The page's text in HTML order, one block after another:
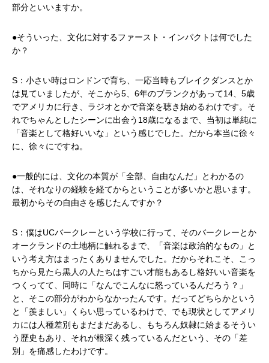
部分といいますか。
●そういった、文化に対するファースト・インパクトは何でした
か？
S：小さい時はロンドンで育ち、一応当時もブレイクダンスとか
は見ていましたが、そこから5、6年のブランクがあって14、5歳
でアメリカに行き、ラジオとかで音楽を聴き始めるわけです。そ
れでちゃんとしたシーンに出会う18歳になるまで、当初は単純に
「音楽として格好いいな」という感じでした。だから本当に徐々
に、徐々にですね。
●一般的には、文化の本質が「全部、自由なんだ」とわかるの
は、それなりの経験を経てからということが多いかと思います。
最初からその自由さを感じたんですか？
S：僕はUCバークレーという学校に行って、そのバークレーとか
オークランドの土地柄に触れるまで、「音楽は政治的なもの」と
いう考え方はまったくありませんでした。だからそれこそ、こっ
ちから見たら黒人の人たちはすごい才能もあるし格好いい音楽を
つくってて、同時に「なんでこんなに怒っているんだろう？」
と、そこの部分がわからなかったんです。だってどちらかという
と「羨ましい」くらい思っているわけで、でも現状としてアメリ
カには人種差別もまだまだあるし、もちろん奴隷に始まるそうい
う歴史もあり、それが根深く残っているんだという、その「差
別」を痛感したわけです。